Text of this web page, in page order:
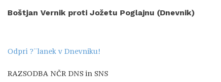
Boštjan Vernik proti Jožetu Poglajnu (Dnevnik)
Odpri ?¨lanek v Dnevniku!
RAZSODBA NČR DNS in SNS